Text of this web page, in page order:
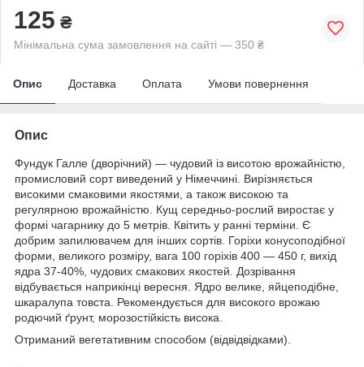
125 ₴
Мінімальна сума замовлення на сайті — 350 ₴
Опис Доставка Оплата Умови повернення
Опис
Фундук Галле (дворічний) — чудовий із висотою врожайністю,
промисловий сорт виведений у Німеччині. Вирізняється
високими смаковими якостями, а також високою та
регулярною врожайністю. Кущ середньо-рослий виростає у
формі чагарнику до 5 метрів. Квітить у ранні терміни. Є
добрим запилювачем для інших сортів. Горіхи конусоподібної
форми, великого розміру, вага 100 горіхів 400 — 450 г, вихід
ядра 37-40%, чудових смакових якостей. Дозрівання
відбувається наприкінці вересня. Ядро велике, яйцеподібне,
шкаралупа товста. Рекомендується для високого врожаю
родючий ґрунт, морозостійкість висока.
Отриманий вегетативним способом (відвідвідками).